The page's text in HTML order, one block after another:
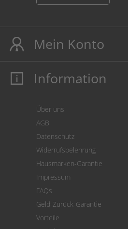
Mein Konto
Mein Konto
Cookie Einstellungen
Information
Über uns
AGB
Datenschutz
Widerrufsbelehrung
Hausmarken-Garantie
Impressum
FAQs
Geld-Zurück-Garantie
Vorteile